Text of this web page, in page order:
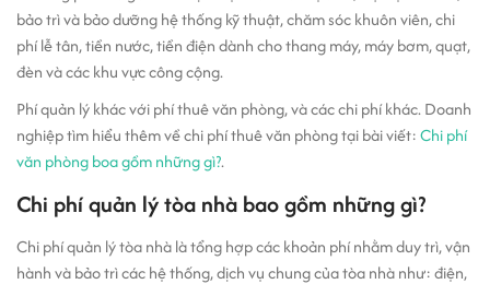
bảo trì và bảo dưỡng hệ thống kỹ thuật, chăm sóc khuôn viên, chi
phí lễ tân, tiền nước, tiền điện dành cho thang máy, máy bơm, quạt,
đèn và các khu vực công cộng.
Phí quản lý khác với phí thuê văn phòng, và các chi phí khác. Doanh
nghiệp tìm hiểu thêm về chi phí thuê văn phòng tại bài viết:Chi phí
văn phòng boa gồm những gì?.
Chi phí quản lý tòa nhà bao gồm những gì?
Chi phí quản lý tòa nhà là tổng hợp các khoản phí nhằm duy trì, vận
hành và bảo trì các hệ thống, dịch vụ chung của tòa nhà như: điện,